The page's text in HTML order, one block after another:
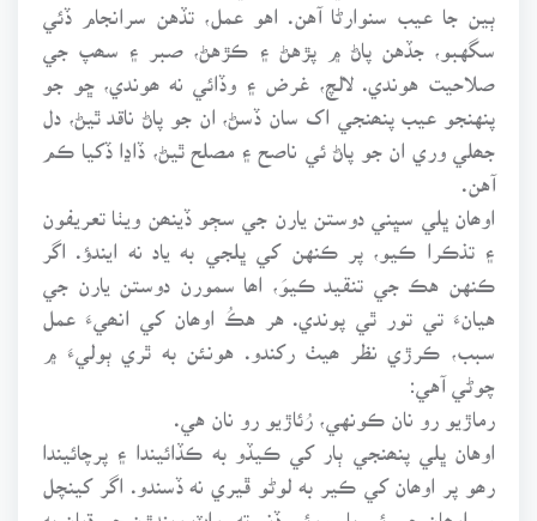
ٻين جا عيب سنوارڻا آهن. اهو عمل، تڏهن سرانجام ڏئي
سگهبو، جڏهن پاڻ ۾ پڙهڻ ۽ ڪڙهڻ، صبر ۽ سھپ جي
صلاحيت هوندي. لالچ، غرض ۽ وڏائي نه ھوندي، ڇو جو
پنهنجو عيب پنھنجي اک سان ڏسڻ، ان جو پاڻ ناقد ٿيڻ، دل
جھلي وري ان جو پاڻ ئي ناصح ۽ مصلح ٿيڻ، ڏاڍا ڏکيا ڪم
آهن.
اوھان ڀلي سڀني دوستن يارن جي سڄو ڏينھن ويٺا تعريفون
۽ تذڪرا ڪيو، پر ڪنهن کي ڀلجي به ياد نه ايندؤ. اگر
ڪنهن هڪ جي تنقيد ڪيوَ، اھا سمورن دوستن يارن جي
هيانءَ تي تور ٿي پوندي. هر هڪُ اوھان کي انھيءَ عمل
سبب، ڪرڙي نظر ھيٺ رکندو. هونئن به ٿري ٻوليءَ ۾
چوڻي آهي:
رماڙيو رو نان ڪونهي، رُئاڙيو رو نان هي.
اوهان ڀلي پنھنجي ٻار کي ڪيڏو به ڪڏائيندا ۽ پرچائيندا
رھو پر اوھان کي ڪير به لوڻو ڦيري نه ڏسندو. اگر کينچل
۾، اوھان جي ئي ٻار روئي ڏنو ته، واٽ ويندڙن جو ڌيان به